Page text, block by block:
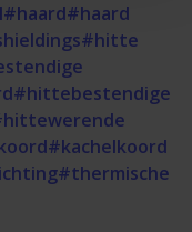
#haard#haard
#hitte
#hittebestendige
#kachelkoord
#thermische